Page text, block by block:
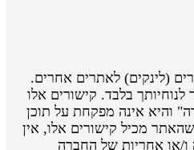
(לינקים) לאתרים אחרים.
בלבד. קישורים אלו
אינה מפקחת על תוכן
מכיל קישורים אלו, אין
או אחריות של החברה